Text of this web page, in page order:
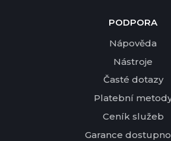
PODPORA
Nápověda
Nástroje
Časté dotazy
Platební
Ceník služeb
Garance